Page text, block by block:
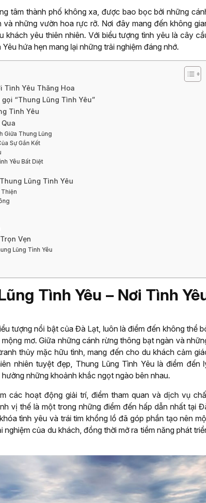
tâm thành phố không xa, được bao bọc bởi những
những vườn hoa rực rỡ. Nơi đây mang đến không
khách yêu thiên nhiên. Với biểu tượng tình yêu là cây
hứa hẹn mang lại những trải nghiệm đáng nhớ.
Tình Yêu Thăng Hoa
“Thung Lũng Tình Yêu”
Tình Yêu
Giữa Thung Lũng
Sự Gắn Kết
Yêu Bất Diệt
Lũng Tình Yêu
Vẹn
Lũng Tình Yêu
Tình Yêu – Nơi Tình
tượng nổi bật của Đà Lạt, luôn là điểm đến không thể
mơ. Giữa những cánh rừng thông bạt ngàn và
thủy mặc hữu tình, mang đến cho du khách cảm
nhiên tuyệt đẹp, Thung Lũng Tình Yêu là điểm đến
những khoảnh khắc ngọt ngào bên nhau.
các hoạt động giải trí, điểm tham quan và dịch vụ
vị thế là một trong những điểm đến hấp dẫn nhất tại
tình yêu và trái tim khổng lồ đã góp phần tạo nên
của du khách, đồng thời mở ra tiềm năng phát